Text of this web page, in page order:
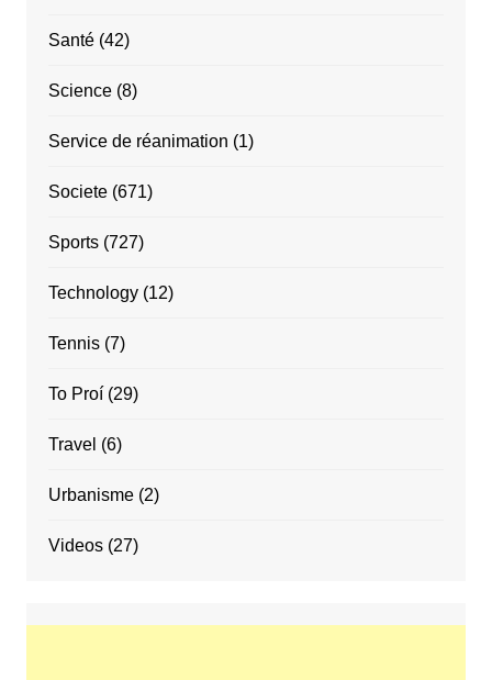
Santé(42)
Science(8)
Service de réanimation (1)
Societe(671)
Sports(727)
Technology(12)
Tennis(7)
To Proí(29)
Travel (6)
Urbanisme(2)
Videos(27)